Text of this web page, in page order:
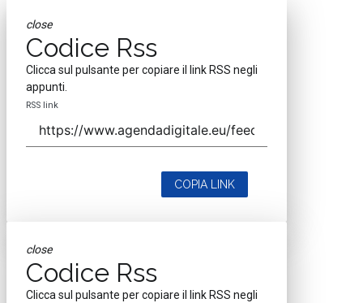
close
Codice Rss
Clicca sul pulsante per copiare il link RSS negli
appunti.
RSS link
COPIA LINK
close
Codice Rss
Clicca sul pulsante per copiare il link RSS negli